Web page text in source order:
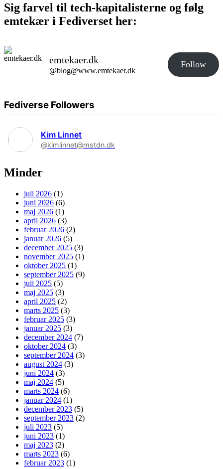
Sig farvel til tech-kapitalisterne og følg
emtekær i Fediverset her:
emtekaer.dk
@blog@www.emtekaer.dk
Follow
Fediverse Followers
Kim Linnet
@kimlinnet@mstdn.dk
Minder
juli 2026 (1)
juni 2026 (6)
maj 2026 (1)
april 2026 (3)
februar 2026 (2)
januar 2026 (5)
december 2025 (3)
november 2025 (1)
oktober 2025 (1)
september 2025 (9)
juli 2025 (5)
maj 2025 (3)
april 2025 (2)
marts 2025 (3)
februar 2025 (3)
januar 2025 (3)
december 2024 (7)
oktober 2024 (3)
september 2024 (3)
august 2024 (3)
juni 2024 (3)
maj 2024 (5)
marts 2024 (6)
januar 2024 (1)
december 2023 (5)
september 2023 (2)
juli 2023 (5)
juni 2023 (1)
maj 2023 (2)
marts 2023 (6)
februar 2023 (1)